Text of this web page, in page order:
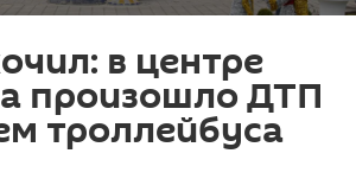
в центре
произошло ДТП
троллейбуса